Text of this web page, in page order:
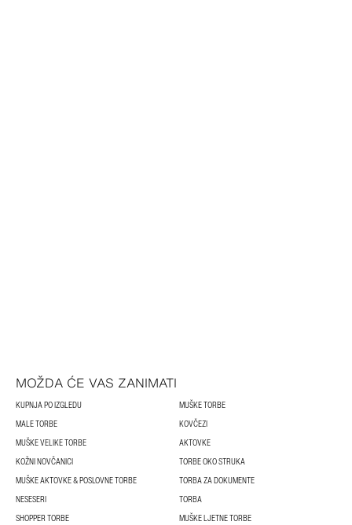
MOŽDA ĆE VAS ZANIMATI
KUPNJA PO IZGLEDU
MUŠKE TORBE
MALE TORBE
KOVČEZI
MUŠKE VELIKE TORBE
AKTOVKE
KOŽNI NOVČANICI
TORBE OKO STRUKA
MUŠKE AKTOVKE & POSLOVNE TORBE
TORBA ZA DOKUMENTE
NESESERI
TORBA
SHOPPER TORBE
MUŠKE LJETNE TORBE